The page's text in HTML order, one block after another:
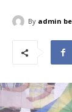
By admin